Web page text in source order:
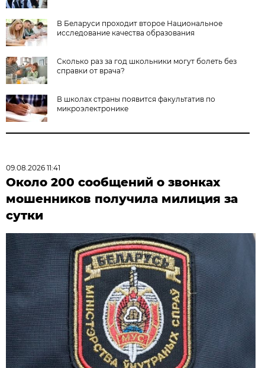
В Беларуси проходит второе Национальное
исследование качества образования
Сколько раз за год школьники могут болеть без
справки от врача?
В школах страны появится факультатив по
микроэлектронике
09.08.2026 11:41
Около 200 сообщений о звонках
мошенников получила милиция за
сутки